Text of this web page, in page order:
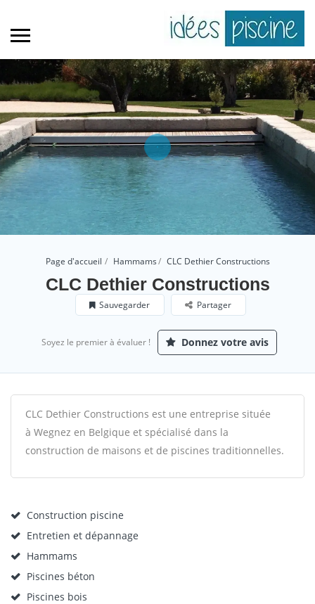
Page d'accueil Hammams CLC Dethier Constructions
CLC Dethier Constructions
Sauvegarder Partager
Soyez le premier à évaluer ! Donnez votre avis
CLC Dethier Constructions est une entreprise située
à Wegnez en Belgique et spécialisé dans la
construction de maisons et de piscines traditionnelles.
Construction piscine
Entretien et dépannage
Hammams
Piscines béton
Piscines bois